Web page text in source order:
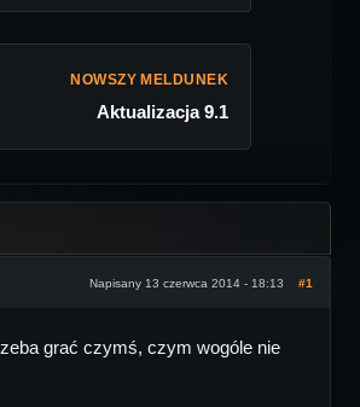
NOWSZY MELDUNEK
Aktualizacja 9.1
Napisany 13 czerwca 2014 - 18:13 #1
grać czymś, czym wogóle nie